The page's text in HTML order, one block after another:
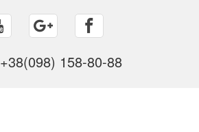
+38(098) 158-80-88